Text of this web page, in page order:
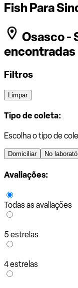
Fish Para
Osasco -
encontradas
Filtros
Limpar
Tipo de coleta:
Escolha o tipo de
Domiciliar No
Avaliações:
Todas as avaliações
5 estrelas
4 estrelas